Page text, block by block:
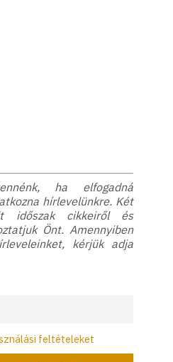
ha elfogadná
hírlevelünkre. Két
időszak cikkeiről és
Önt. Amennyiben
kérjük adja
feltételeket